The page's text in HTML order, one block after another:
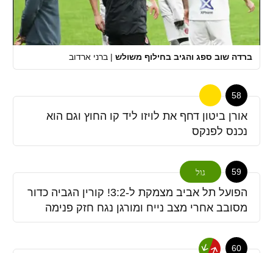
ברדה שוב ספג והגיב בחילוף משולש | ברני ארדוב
58
אורן ביטון דחף את לויזו ליד קו החוץ וגם הוא
נכנס לפנקס
59 גול
הפועל תל אביב מצמקת ל-3:2! קורין הגביה כדור
מסובב אחרי מצב נייח ומורגן נגח חזק פנימה
60